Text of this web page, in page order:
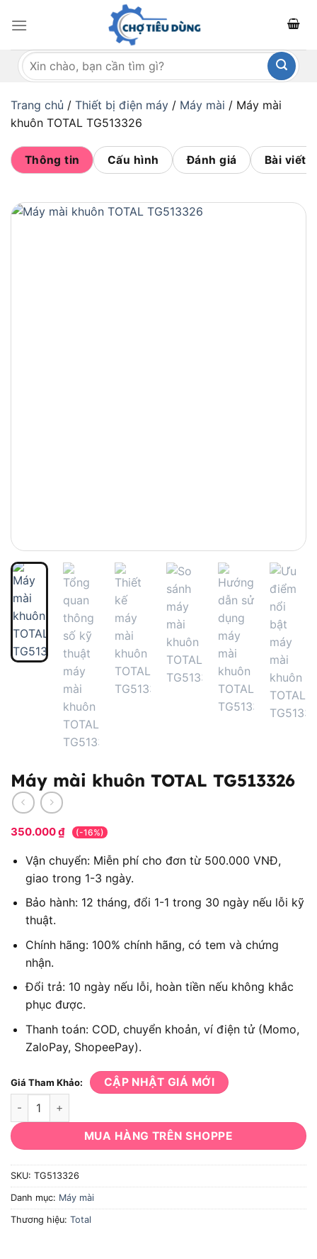
qua
dungTìm
kiếm:
Trang chủ / Thiết bị điện máy / Máy mài / Máy mài
khuôn TOTAL TG513326
Thông tin Cấu hình Đánh giá Bài viết
Máy mài khuôn TOTAL TG513326
350.000₫ (-16%)
Vận chuyển: Miễn phí cho đơn từ 500.000 VNĐ,
giao trong 1-3 ngày.
Bảo hành: 12 tháng, đổi 1-1 trong 30 ngày nếu lỗi kỹ
thuật.
Chính hãng: 100% chính hãng, có tem và chứng
nhận.
Đổi trả: 10 ngày nếu lỗi, hoàn tiền nếu không khắc
phục được.
Thanh toán: COD, chuyển khoản, ví điện tử (Momo,
ZaloPay, ShopeePay).
Giá Tham Khảo: CẬP NHẬT GIÁ MỚI
Máy mài khuôn TOTAL TG513326 số lượng
MUA HÀNG TRÊN SHOPPE
SKU: TG513326
Danh mục: Máy mài
Thương hiệu: Total